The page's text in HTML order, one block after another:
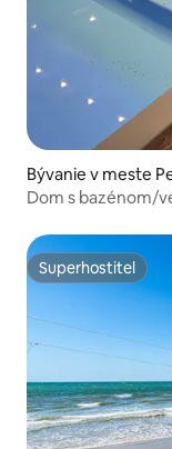
Bývanie v meste
Dom s bazénom/
Superhostiteľ
Superhostiteľ